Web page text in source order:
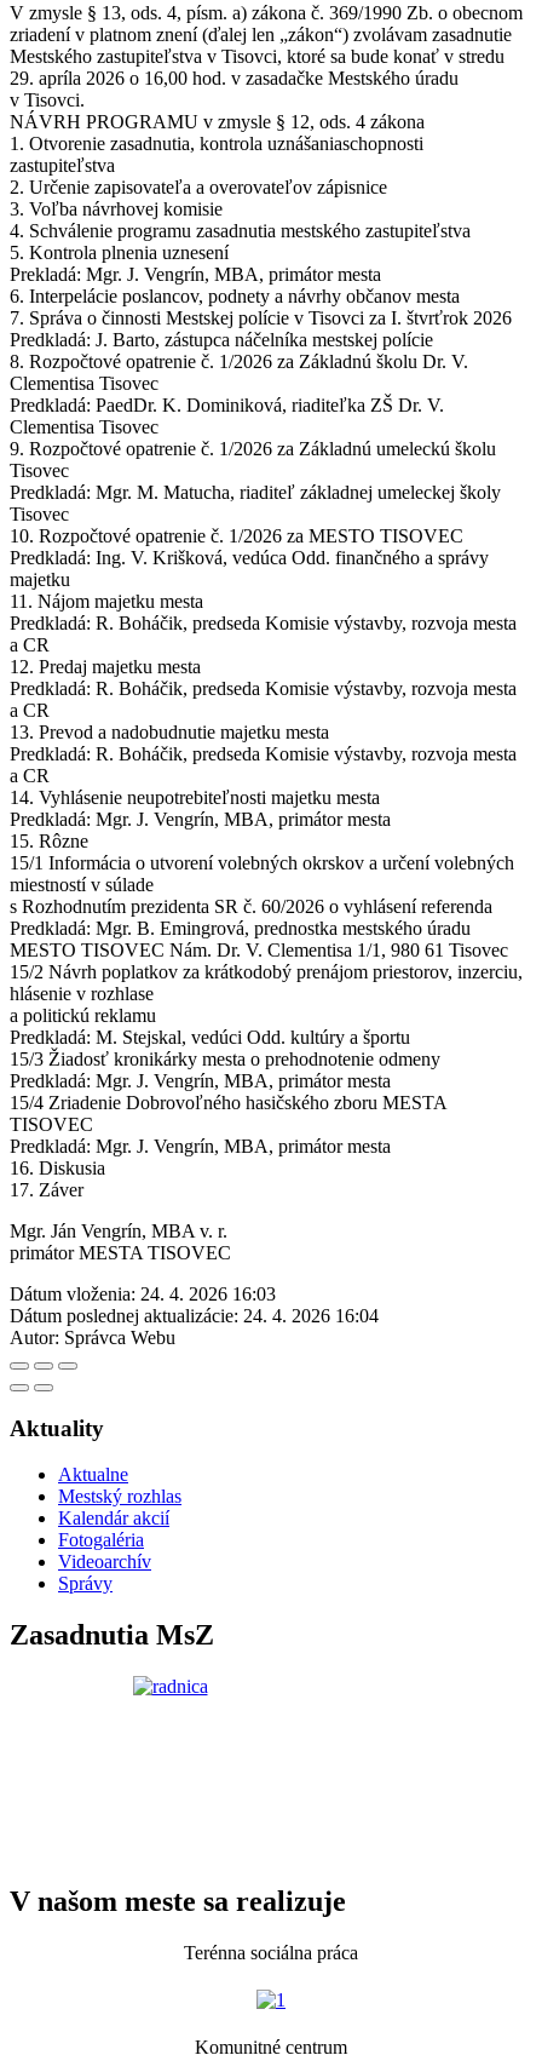
V zmysle § 13, ods. 4, písm. a) zákona č. 369/1990 Zb. o obecnom
zriadení v platnom znení (ďalej len „zákon“) zvolávam zasadnutie
Mestského zastupiteľstva v Tisovci, ktoré sa bude konať v stredu
29. apríla 2026 o 16,00 hod. v zasadačke Mestského úradu
v Tisovci.
NÁVRH PROGRAMU v zmysle § 12, ods. 4 zákona
1. Otvorenie zasadnutia, kontrola uznášaniaschopnosti
zastupiteľstva
2. Určenie zapisovateľa a overovateľov zápisnice
3. Voľba návrhovej komisie
4. Schválenie programu zasadnutia mestského zastupiteľstva
5. Kontrola plnenia uznesení
Prekladá: Mgr. J. Vengrín, MBA, primátor mesta
6. Interpelácie poslancov, podnety a návrhy občanov mesta
7. Správa o činnosti Mestskej polície v Tisovci za I. štvrťrok 2026
Predkladá: J. Barto, zástupca náčelníka mestskej polície
8. Rozpočtové opatrenie č. 1/2026 za Základnú školu Dr. V.
Clementisa Tisovec
Predkladá: PaedDr. K. Dominiková, riaditeľka ZŠ Dr. V.
Clementisa Tisovec
9. Rozpočtové opatrenie č. 1/2026 za Základnú umeleckú školu
Tisovec
Predkladá: Mgr. M. Matucha, riaditeľ základnej umeleckej školy
Tisovec
10. Rozpočtové opatrenie č. 1/2026 za MESTO TISOVEC
Predkladá: Ing. V. Krišková, vedúca Odd. finančného a správy
majetku
11. Nájom majetku mesta
Predkladá: R. Boháčik, predseda Komisie výstavby, rozvoja mesta
a CR
12. Predaj majetku mesta
Predkladá: R. Boháčik, predseda Komisie výstavby, rozvoja mesta
a CR
13. Prevod a nadobudnutie majetku mesta
Predkladá: R. Boháčik, predseda Komisie výstavby, rozvoja mesta
a CR
14. Vyhlásenie neupotrebiteľnosti majetku mesta
Predkladá: Mgr. J. Vengrín, MBA, primátor mesta
15. Rôzne
15/1 Informácia o utvorení volebných okrskov a určení volebných
miestností v súlade
s Rozhodnutím prezidenta SR č. 60/2026 o vyhlásení referenda
Predkladá: Mgr. B. Emingrová, prednostka mestského úradu
MESTO TISOVEC Nám. Dr. V. Clementisa 1/1, 980 61 Tisovec
15/2 Návrh poplatkov za krátkodobý prenájom priestorov, inzerciu,
hlásenie v rozhlase
a politickú reklamu
Predkladá: M. Stejskal, vedúci Odd. kultúry a športu
15/3 Žiadosť kronikárky mesta o prehodnotenie odmeny
Predkladá: Mgr. J. Vengrín, MBA, primátor mesta
15/4 Zriadenie Dobrovoľného hasičského zboru MESTA
TISOVEC
Predkladá: Mgr. J. Vengrín, MBA, primátor mesta
16. Diskusia
17. Záver
Mgr. Ján Vengrín, MBA v. r.
primátor MESTA TISOVEC
Dátum vloženia: 24. 4. 2026 16:03
Dátum poslednej aktualizácie: 24. 4. 2026 16:04
Autor: Správca Webu
Aktuality
Aktualne
Mestský rozhlas
Kalendár akcií
Fotogaléria
Videoarchív
Správy
Zasadnutia MsZ
V našom meste sa realizuje
Terénna sociálna práca
Komunitné centrum